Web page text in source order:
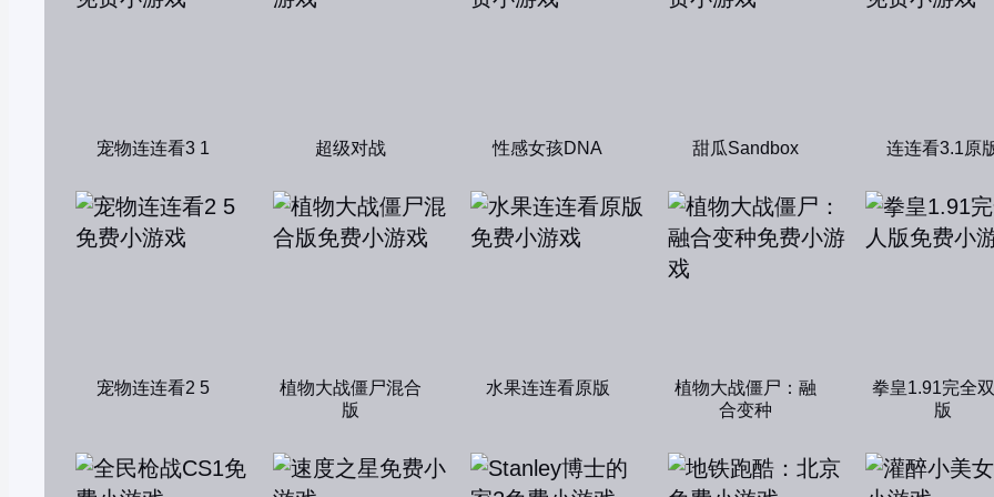
宠物连连看3 1 超级对战 性感女孩DNA 甜瓜Sandbox 连连看3.1原
宠物连连看2 5
植物大战僵尸混合
版
水果连连看原版
植物大战僵尸：融
合变种
拳皇1.91完全
版